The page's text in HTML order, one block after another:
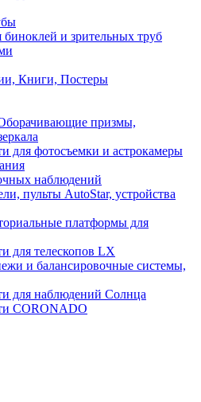
биноклей и зрительных труб
Книги, Постеры
призмы,
для фотосъемки и астрокамеры
наблюдений
пульты AutoStar, устройства
платформы для
для телескопов LX
и балансировочные системы,
для наблюдений Солнца
CORONADO